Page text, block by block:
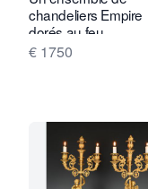
chandeliers Empire
dorés au feu.
€ 1750